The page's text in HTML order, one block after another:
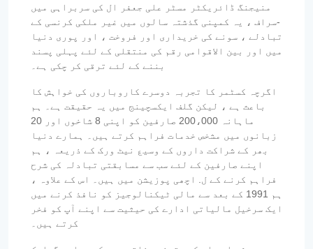
منیجنگ ڈائریکٹر مسٹر علی جعفر ال کی سربراہی میں
-سراف ، یہ کمپنی گذشتہ سالوں میں غیر ملکی کرنسی کے
تبادلے ، سونے کی خریداری اور فروخت ، اور پوری دنیا
میں اور بین الاقوامی رقم کی منتقلی کے لئے پہلی پسند
بننے کے لئے ترقی کر چکی ہے۔
اگرچہ کسٹمر کا تجربہ دوسرے کاروباروں کی خواہش کا
باعث ہے ، لیکن گلف ایکسچینج میں یہ حقیقت ہے۔ ہم
ماہانہ 200،000 صارفین کو اپنی 8 شاخوں اور 20
زبانوں میں مشخص خدمات فراہم کرتے ہیں۔ ہمارے دنیا
بھر کے شراکت داروں کے وسیع نیٹ ورک کے ذریعہ ، ہم
اپنے صارفین کے لئے سب سے مسابقتی تبادلہ کی شرح
فراہم کرنے کے ل. اچھی پوزیشن میں ہیں۔ اس کے علاوہ ،
ہم 1991 کے بعد سے مالی ٹیکنالوجیز کو نافذ کرنے میں
ایک سرخیل مالیاتی ادارے کی حیثیت سے اپنے آپ کو فخر
کرتے ہیں۔